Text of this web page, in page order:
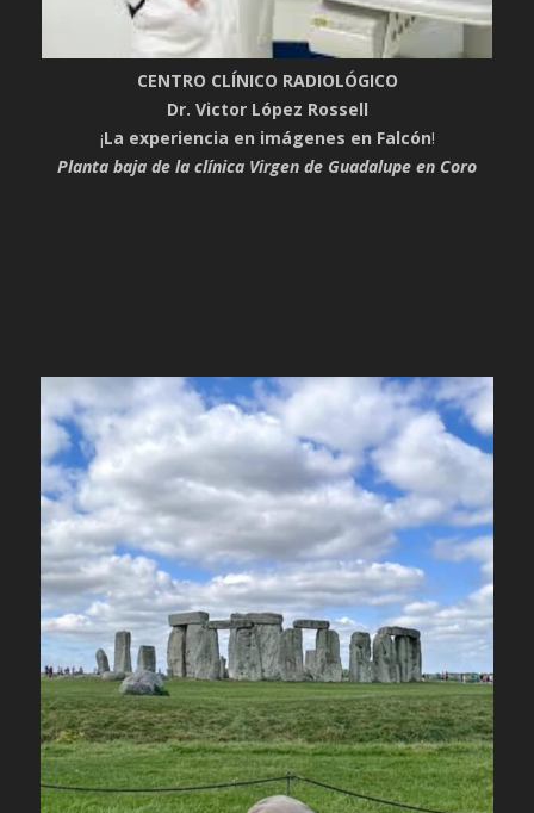
CENTRO CLÍNICO RADIOLÓGICO
Dr. Victor López Rossell
¡La experiencia en imágenes en Falcón!
Planta baja de la clínica Virgen de Guadalupe en Coro